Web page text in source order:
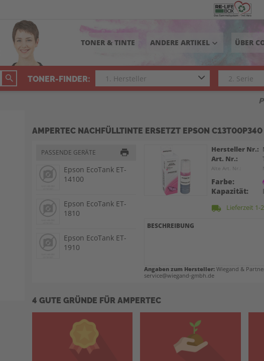
TONER & TINTE ANDERE ARTIKEL keyboard_arrow_down ÜBER
TONER-FINDER:
AMPERTEC NACHFÜLLTINTE ERSETZT EPSON
PASSENDE GERÄTE
Epson EcoTank ET-
14100
Epson EcoTank ET-
1810
Epson EcoTank ET-
1910
Epson EcoTank ET-
2710 Unlimited
Epson EcoTank ET-
2711
Hersteller Nr.:
Art. Nr.:
Alte Art. Nr.:
Farbe:
Kapazität:
local_shipping Lieferzeit 1-
BESCHREIBUNG
Angaben zum Hersteller: Wiegand &
service@wiegand-gmbh.de
4 GUTE GRÜNDE FÜR AMPERTEC